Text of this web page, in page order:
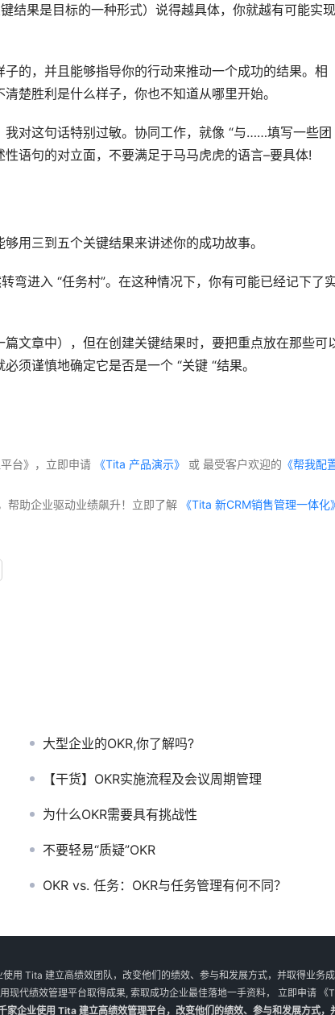
结果是目标的一种形式）说得越具体，你就越有可能实现
的，并且能够指导你的行动来推动一个成功的结果。相
楚胜利是什么样子，你也不知道从哪里开始。
对这句话特别过敏。协同工作，就像 “与……填写一些团
语句的对立面，不要满足于马马虎虎的语言–要具体!
用三到五个关键结果来讲述你的成功故事。
弯进入 “任务村”。在这种情况下，你有可能已经记下了
文章中），但在创建关键结果时，要把重点放在那些可
须谨慎地确定它是否是一个 “关键 “结果。
台》，立即申请 《Tita 产品演示》 或 最受客户欢迎的 《帮我配
帮助企业驱动业绩飙升！立即了解
大型企业的OKR,你了解吗?
【干货】OKR实施流程及会议周期管理
为什么OKR需要具有挑战性
不要轻易“质疑”OKR
OKR vs. 任务：OKR与任务管理有何不同？
使用 Tita 建立高绩效团队，改变他们的绩效、参与和发展方式，并取得业务
现代绩效管理平台取得成果, 索取成功企业最佳落地一手资料， 立即申请《
家企业使用 Tita 建立高绩效管理平台，改变他们的绩效、参与和发展方式